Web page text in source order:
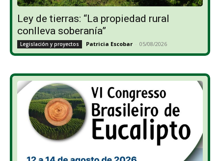
Ley de tierras: “La propiedad rural
conlleva soberanía”
Legislación y proyectos Patricia Escobar - 05/08/2026